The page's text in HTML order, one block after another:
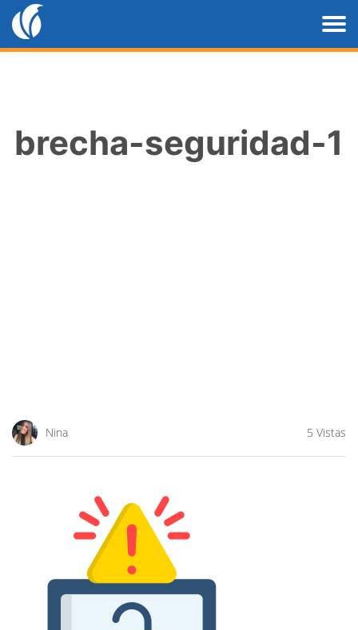
brecha-seguridad-1
Nina 5 Vistas